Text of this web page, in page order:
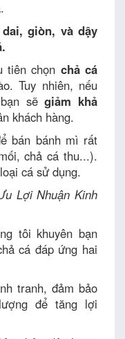
dai, giòn, và dậy
tiên chọn chả cá
Tuy nhiên, nếu
bạn sẽgiảm khả
khách hàng.
bán bánh mì rất
chả cá thu...).
cá sử dụng.
Lợi Nhuận Kinh
tôi khuyên bạn
cá đáp ứng hai
tranh, đảm bảo
để tăng lợi